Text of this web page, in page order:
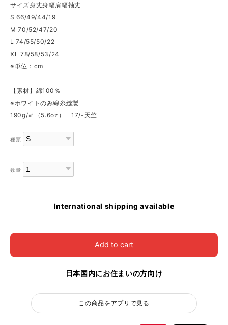
サイズ身丈身幅肩幅袖丈
S 66/49/44/19
M 70/52/47/20
L 74/55/50/22
XL 78/58/53/24
※単位：cm
【素材】綿100％
※ホワイトのみ綿糸縫製
190g/㎡（5.6oz） 17/-天竺
種類
数量
International shipping available
Add to cart
日本国内にお住まいの方向け
この商品をアプリで見る